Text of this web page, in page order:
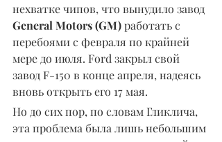
нехватке чипов, что вынудило завод
General Motors (GM) работать с
перебоями с февраля по крайней
мере до июля. Ford закрыл свой
завод F-150 в конце апреля, надеясь
вновь открыть его 17 мая.
Но до сих пор, по словам Гликлича,
эта проблема была лишь небольшим